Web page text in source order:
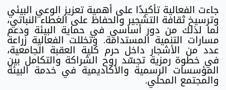
جاءت الفعالية تأكيدًا على أهمية تعزيز الوعي البيئي
وترسيخ ثقافة التشجير والحفاظ على الغطاء النباتي،
لما لذلك من دور أساسي في حماية البيئة ودعم
مسارات التنمية المستدامة. وتخللت الفعالية زراعة
عدد من الأشجار داخل حرم كلية العقبة الجامعية،
في خطوة رمزية تجسّد روح الشراكة والتكامل بين
المؤسسات الرسمية والأكاديمية في خدمة البيئة
والمجتمع المحلي.